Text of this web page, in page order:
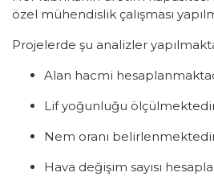
özel mühendislik çalışması
Projelerde şu analizler
Alan hacmi
Lif yoğunluğu
Nem oranı
Hava değişim sayısı